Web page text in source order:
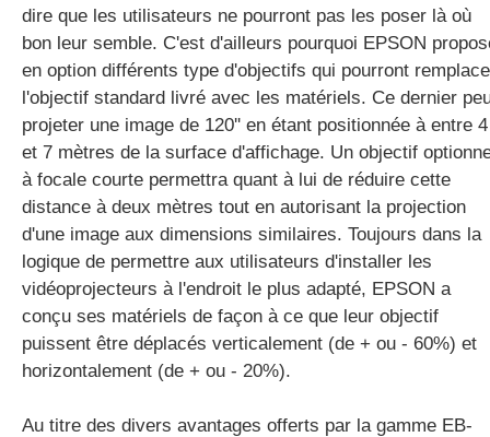
dire que les utilisateurs ne pourront pas les poser là où
bon leur semble. C'est d'ailleurs pourquoi EPSON
en option différents type d'objectifs qui pourront
l'objectif standard livré avec les matériels. Ce dernier
projeter une image de 120'' en étant positionnée à entre 4
et 7 mètres de la surface d'affichage. Un objectif
à focale courte permettra quant à lui de réduire cette
distance à deux mètres tout en autorisant la projection
d'une image aux dimensions similaires. Toujours dans la
logique de permettre aux utilisateurs d'installer les
vidéoprojecteurs à l'endroit le plus adapté, EPSON a
conçu ses matériels de façon à ce que leur objectif
puissent être déplacés verticalement (de + ou - 60%) et
horizontalement (de + ou - 20%).
Au titre des divers avantages offerts par la gamme EB-